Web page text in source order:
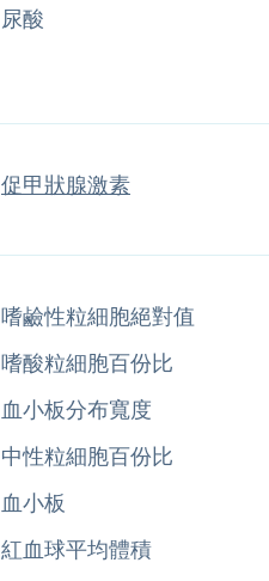
尿酸
促甲狀腺激素
嗜鹼性粒細胞絕對值
嗜酸粒細胞百份比
血小板分布寬度
中性粒細胞百份比
血小板
紅血球平均體積